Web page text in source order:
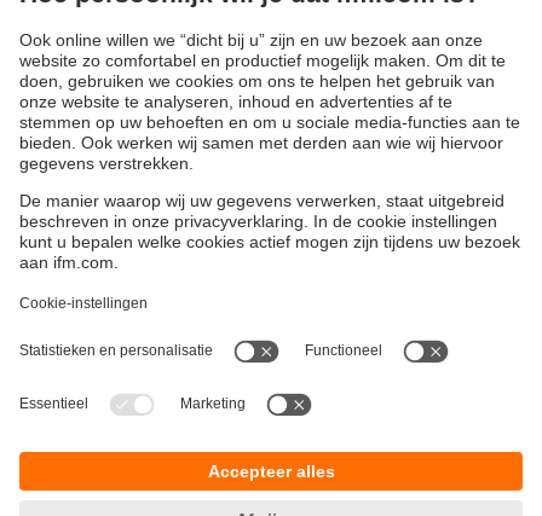
Pneumatiek aansturen via IO-Link
AirBoxen met IO-Link
Duurzaamheid
Algemene verkoop- en leveringsvoorwaarden
Garantievoorwaarden
Toegankelijkheid
Responsible Disclosure
Zuiderlaan 91 - B6